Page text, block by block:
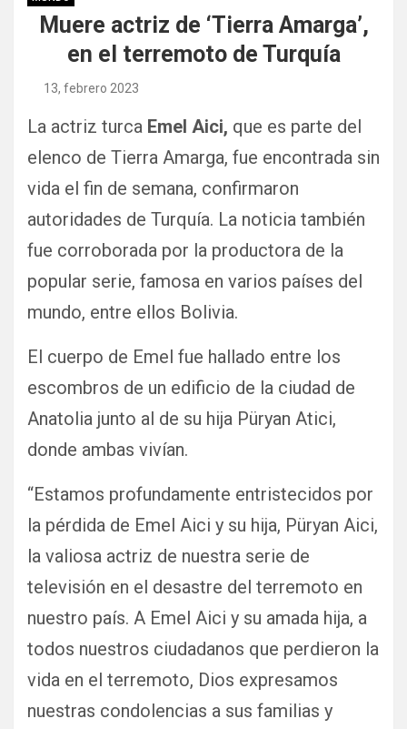
Muere actriz de ‘Tierra Amarga’,
en el terremoto de Turquía
13, febrero 2023
La actriz turca Emel Aici, que es parte del
elenco de Tierra Amarga, fue encontrada sin
vida el fin de semana, confirmaron
autoridades de Turquía. La noticia también
fue corroborada por la productora de la
popular serie, famosa en varios países del
mundo, entre ellos Bolivia.
El cuerpo de Emel fue hallado entre los
escombros de un edificio de la ciudad de
Anatolia junto al de su hija Püryan Atici,
donde ambas vivían.
“Estamos profundamente entristecidos por
la pérdida de Emel Aici y su hija, Püryan Aici,
la valiosa actriz de nuestra serie de
televisión en el desastre del terremoto en
nuestro país. A Emel Aici y su amada hija, a
todos nuestros ciudadanos que perdieron la
vida en el terremoto, Dios expresamos
nuestras condolencias a sus familias y